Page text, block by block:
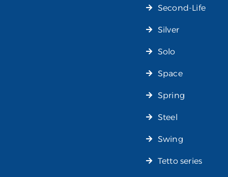
Second-Life
Silver
Solo
Space
Spring
Steel
Swing
Tetto series